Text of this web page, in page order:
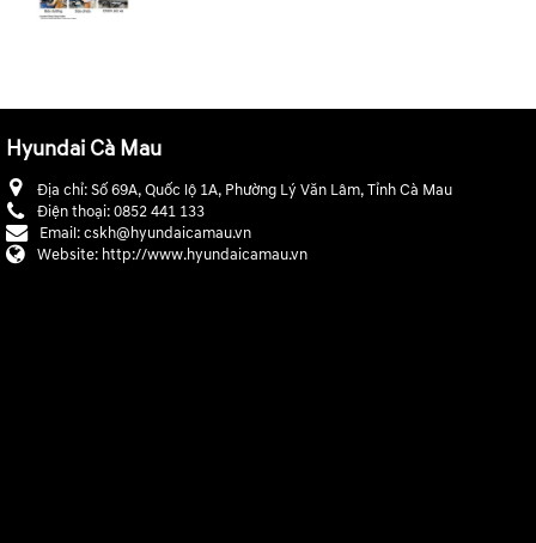
Hyundai Cà Mau
Địa chỉ:Số 69A, Quốc lộ 1A, Phường Lý Văn Lâm, Tỉnh Cà Mau
Điện thoại:0852 441 133
Email:cskh@hyundaicamau.vn
Website: http://www.hyundaicamau.vn